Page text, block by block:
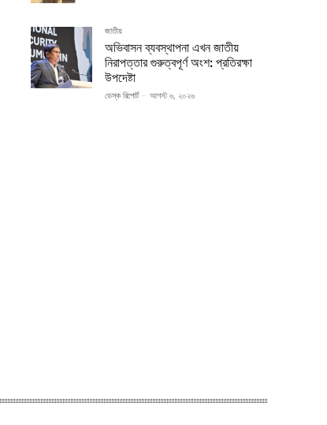
জাতীয়
অভিবাসন ব্যবস্থাপনা এখন জাতীয়
নিরাপত্তার গুরুত্বপূর্ণ অংশ: প্রতিরক্ষা
উপদেষ্টা
ডেস্ক রিপোর্ট - আগস্ট ৬, ২০২৬